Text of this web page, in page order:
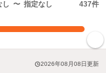
し 〜 指定なし 437件
2026年08月08日更新